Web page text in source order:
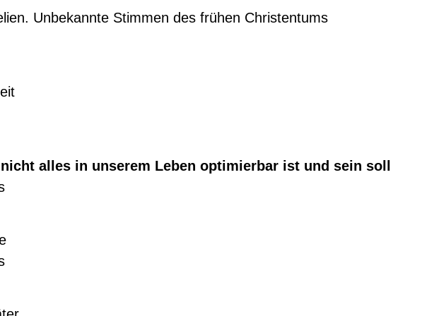
Unbekannte Stimmen des frühen Christentums
alles in unserem Leben optimierbar ist und sein soll